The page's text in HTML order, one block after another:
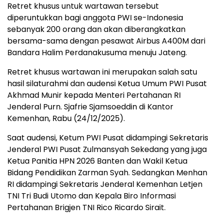
Retret khusus untuk wartawan tersebut
diperuntukkan bagi anggota PWI se-Indonesia
sebanyak 200 orang dan akan diberangkatkan
bersama-sama dengan pesawat Airbus A400M dari
Bandara Halim Perdanakusuma menuju Jateng.
Retret khusus wartawan ini merupakan salah satu
hasil silaturahmi dan audensi Ketua Umum PWI Pusat
Akhmad Munir kepada Menteri Pertahanan RI
Jenderal Purn. Sjafrie Sjamsoeddin di Kantor
Kemenhan, Rabu (24/12/2025).
Saat audensi, Ketum PWI Pusat didampingi Sekretaris
Jenderal PWI Pusat Zulmansyah Sekedang yang juga
Ketua Panitia HPN 2026 Banten dan Wakil Ketua
Bidang Pendidikan Zarman Syah. Sedangkan Menhan
RI didampingi Sekretaris Jenderal Kemenhan Letjen
TNI Tri Budi Utomo dan Kepala Biro Informasi
Pertahanan Brigjen TNI Rico Ricardo Sirait.